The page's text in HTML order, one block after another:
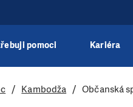
pomoci Kariéra
Kambodža Občanská